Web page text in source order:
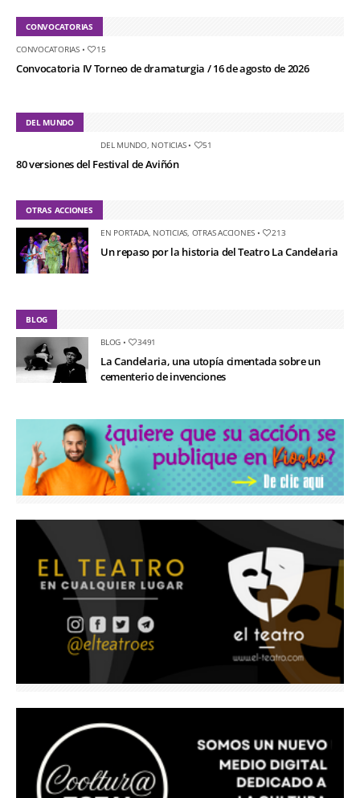
CONVOCATORIAS
CONVOCATORIAS• 15
Convocatoria IV Torneo de dramaturgia / 16 de agosto de 2026
DEL MUNDO
DEL MUNDO, NOTICIAS• 51
80 versiones del Festival de Aviñón
OTRAS ACCIONES
EN PORTADA, NOTICIAS OTRAS ACCIONES • 213
Un repaso por la historia del Teatro La Candelaria
BLOG
BLOG • 3491
La Candelaria, una utopía cimentada sobre un
cementerio de invenciones